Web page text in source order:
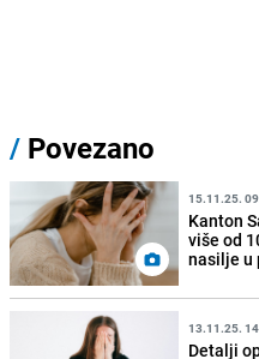
/ Povezano
15.11.25.
Kanton
više od
nasilje u
13.11.25.
Detalji